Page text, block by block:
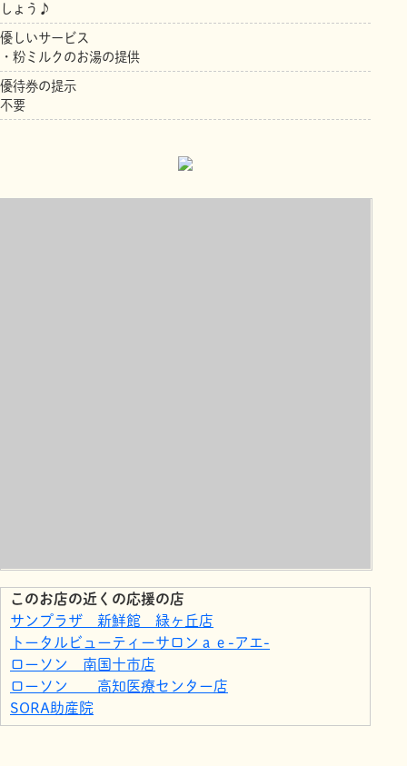
しょう♪
優しいサービス
・粉ミルクのお湯の提供
優待券の提示
不要
このお店の近くの応援の店
サンプラザ 新鮮館 緑ヶ丘店
トータルビューティーサロンａｅ-アエ-
ローソン 南国十市店
ローソン 高知医療センター店
SORA助産院